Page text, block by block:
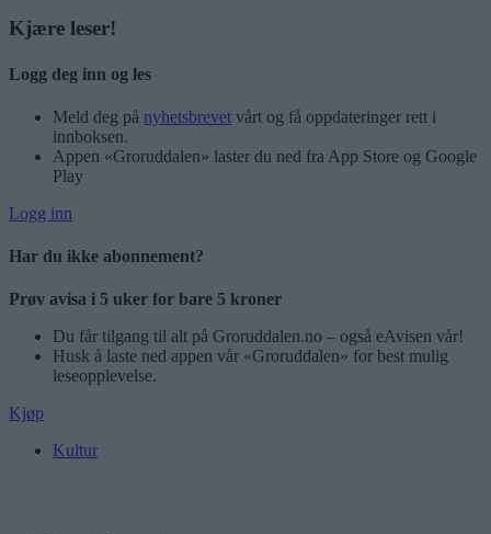
Kjære leser!
Logg deg inn og les
Meld deg på nyhetsbrevet vårt og få oppdateringer rett i
innboksen.
Appen «Groruddalen» laster du ned fra App Store og Google
Play
Logg inn
Har du ikke abonnement?
Prøv avisa i 5 uker for bare 5 kroner
Du får tilgang til alt på Groruddalen.no – også eAvisen vår!
Husk å laste ned appen vår «Groruddalen» for best mulig
leseopplevelse.
Kjøp
Kultur